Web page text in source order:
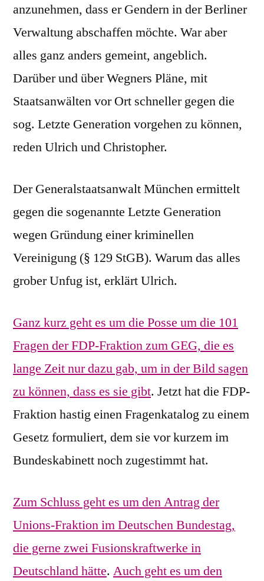
anzunehmen, dass er Gendern in der Berliner
Verwaltung abschaffen möchte. War aber
alles ganz anders gemeint, angeblich.
Darüber und über Wegners Pläne, mit
Staatsanwälten vor Ort schneller gegen die
sog. Letzte Generation vorgehen zu können,
reden Ulrich und Christopher.
Der Generalstaatsanwalt München ermittelt
gegen die sogenannte Letzte Generation
wegen Gründung einer kriminellen
Vereinigung (§ 129 StGB). Warum das alles
grober Unfug ist, erklärt Ulrich.
Ganz kurz geht es um die Posse um die 101
Fragen der FDP-Fraktion zum GEG, die es
lange Zeit nur dazu gab, um in der Bild sagen
zu können, dass es sie gibt. Jetzt hat die FDP-
Fraktion hastig einen Fragenkatalog zu einem
Gesetz formuliert, dem sie vor kurzem im
Bundeskabinett noch zugestimmt hat.
Zum Schluss geht es um den Antrag der
Unions-Fraktion im Deutschen Bundestag,
die gerne zwei Fusionskraftwerke in
Deutschland hätte. Auch geht es um den